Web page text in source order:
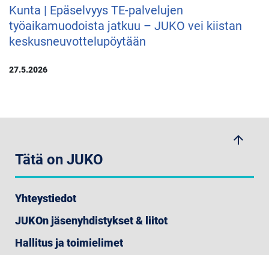
Kunta | Epäselvyys TE-palvelujen
työaikamuodoista jatkuu – JUKO vei kiistan
keskusneuvottelupöytään
27.5.2026
arrow_upwards
Tätä on JUKO
Yhteystiedot
JUKOn jäsenyhdistykset & liitot
Hallitus ja toimielimet